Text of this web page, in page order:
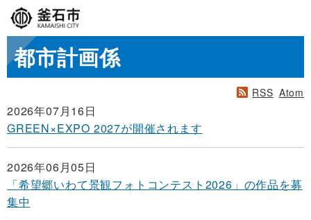
都市計画係
RSS Atom
2026年07月16日
GREEN×EXPO 2027が開催されます
2026年06月05日
「希望郷いわて景観フォトコンテスト2026」の作品を募
集中